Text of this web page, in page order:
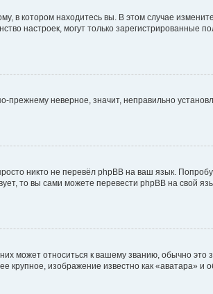
в котором находитесь вы. В этом случае
настроек, могут только зарегистрированные
прежнему неверное, значит, неправильно
никто не перевёл phpBB на ваш язык.
то вы сами можете перевести phpBB на
может относиться к вашему званию, обычно это
изображение известно как «аватара» и